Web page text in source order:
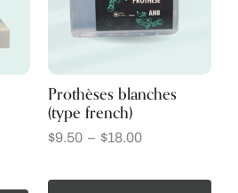
Prothèses blanches
(type french)
$9.50 – $18.00